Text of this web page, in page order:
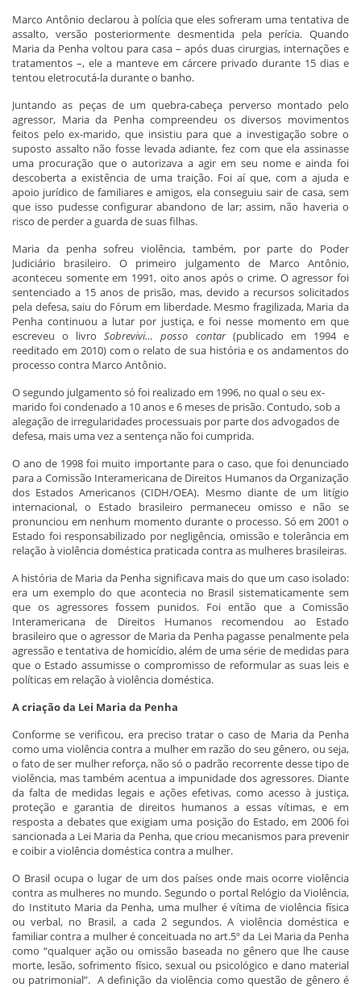
Marco Antônio declarou à polícia que eles sofreram uma tentativa de
assalto, versão posteriormente desmentida pela perícia. Quando
Maria da Penha voltou para casa – após duas cirurgias, internações e
tratamentos –, ele a manteve em cárcere privado durante 15 dias e
tentou eletrocutá-la durante o banho.
Juntando as peças de um quebra-cabeça perverso montado pelo
agressor, Maria da Penha compreendeu os diversos movimentos
feitos pelo ex-marido, que insistiu para que a investigação sobre o
suposto assalto não fosse levada adiante, fez com que ela assinasse
uma procuração que o autorizava a agir em seu nome e ainda foi
descoberta a existência de uma traição. Foi aí que, com a ajuda e
apoio jurídico de familiares e amigos, ela conseguiu sair de casa, sem
que isso pudesse configurar abandono de lar; assim, não haveria o
risco de perder a guarda de suas filhas.
Maria da penha sofreu violência, também, por parte do Poder
Judiciário brasileiro. O primeiro julgamento de Marco Antônio,
aconteceu somente em 1991, oito anos após o crime. O agressor foi
sentenciado a 15 anos de prisão, mas, devido a recursos solicitados
pela defesa, saiu do Fórum em liberdade. Mesmo fragilizada, Maria da
Penha continuou a lutar por justiça, e foi nesse momento em que
escreveu o livroSobrevivi… posso contar(publicado em 1994 e
reeditado em 2010) com o relato de sua história e os andamentos do
processo contra Marco Antônio.
O segundo julgamento só foi realizado em 1996, no qual o seu ex-
marido foi condenado a 10 anos e 6 meses de prisão. Contudo, sob a
alegação de irregularidades processuais por parte dos advogados de
defesa, mais uma vez a sentença não foi cumprida.
O ano de 1998 foi muito importante para o caso, que foi denunciado
para a Comissão Interamericana de Direitos Humanos da Organização
dos Estados Americanos (CIDH/OEA). Mesmo diante de um litígio
internacional, o Estado brasileiro permaneceu omisso e não se
pronunciou em nenhum momento durante o processo. Só em 2001 o
Estado foi responsabilizado por negligência, omissão e tolerância em
relação à violência doméstica praticada contra as mulheres brasileiras.
A história de Maria da Penha significava mais do que um caso isolado:
era um exemplo do que acontecia no Brasil sistematicamente sem
que os agressores fossem punidos. Foi então que a Comissão
Interamericana de Direitos Humanos recomendou ao Estado
brasileiro que o agressor de Maria da Penha pagasse penalmente pela
agressão e tentativa de homicídio, além de uma série de medidas para
que o Estado assumisse o compromisso de reformular as suas leis e
políticas em relação à violência doméstica.
A criação da Lei Maria da Penha
Conforme se verificou, era preciso tratar o caso de Maria da Penha
como uma violência contra a mulher em razão do seu gênero, ou seja,
o fato de ser mulher reforça, não só o padrão recorrente desse tipo de
violência, mas também acentua a impunidade dos agressores. Diante
da falta de medidas legais e ações efetivas, como acesso à justiça,
proteção e garantia de direitos humanos a essas vítimas, e em
resposta a debates que exigiam uma posição do Estado, em 2006 foi
sancionada a Lei Maria da Penha, que criou mecanismos para prevenir
e coibir a violência doméstica contra a mulher.
O Brasil ocupa o lugar de um dos países onde mais ocorre violência
contra as mulheres no mundo. Segundo o portal Relógio da Violência,
do Instituto Maria da Penha, uma mulher é vítima de violência física
ou verbal, no Brasil, a cada 2 segundos. A violência doméstica e
familiar contra a mulher é conceituada no art.5º da Lei Maria da Penha
como “qualquer ação ou omissão baseada no gênero que lhe cause
morte, lesão, sofrimento físico, sexual ou psicológico e dano material
ou patrimonial”. A definição da violência como questão de gênero é